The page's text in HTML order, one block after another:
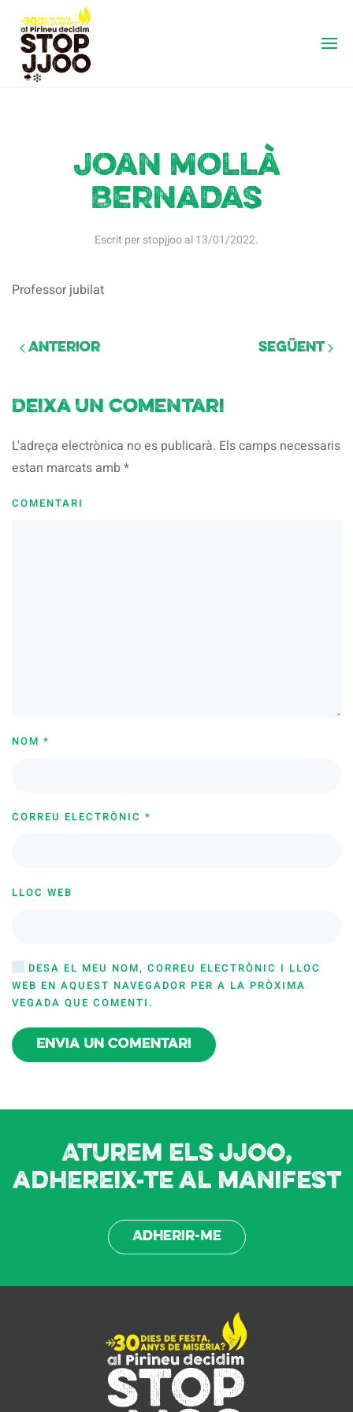
Joan Mollà
Bernadas
Escrit perstopjjooal13/01/2022.
Professor jubilat
Anterior Següent
Deixa un comentari
L'adreça electrònica no es publicarà. Els camps necessaris
estan marcats amb*
COMENTARI
NOM *
CORREU ELECTRÒNIC *
LLOC WEB
DESA EL MEU NOM, CORREU ELECTRÒNIC I LLOC
WEB EN AQUEST NAVEGADOR PER A LA PRÒXIMA
VEGADA QUE COMENTI.
Envia un comentari
Aturem els JJOO,
adhereix-te al manifest
Adherir-me